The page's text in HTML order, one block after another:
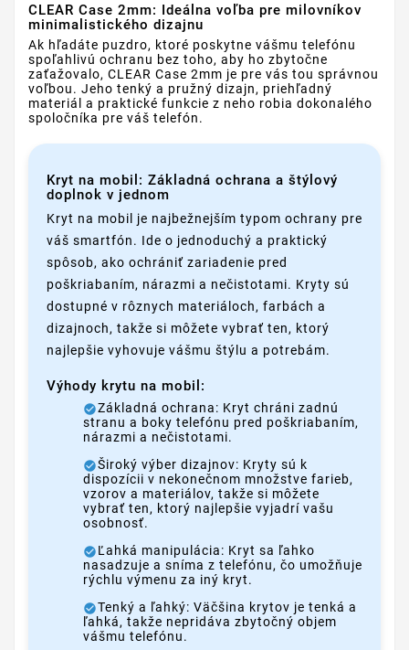
CLEAR Case 2mm: Ideálna voľba pre milovníkov
minimalistického dizajnu
Ak hľadáte puzdro, ktoré poskytne vášmu telefónu
spoľahlivú ochranu bez toho, aby ho zbytočne
zaťažovalo, CLEAR Case 2mm je pre vás tou správnou
voľbou. Jeho tenký a pružný dizajn, priehľadný
materiál a praktické funkcie z neho robia dokonalého
spoločníka pre váš telefón.
Kryt na mobil: Základná ochrana a štýlový
doplnok v jednom
Kryt na mobil je najbežnejším typom ochrany pre
váš smartfón. Ide o jednoduchý a praktický
spôsob, ako ochrániť zariadenie pred
poškriabaním, nárazmi a nečistotami. Kryty sú
dostupné v rôznych materiáloch, farbách a
dizajnoch, takže si môžete vybrať ten, ktorý
najlepšie vyhovuje vášmu štýlu a potrebám.
Výhody krytu na mobil:
Základná ochrana: Kryt chráni zadnú
stranu a boky telefónu pred poškriabaním,
nárazmi a nečistotami.
Široký výber dizajnov: Kryty sú k
dispozícii v nekonečnom množstve farieb,
vzorov a materiálov, takže si môžete
vybrať ten, ktorý najlepšie vyjadrí vašu
osobnosť.
Ľahká manipulácia: Kryt sa ľahko
nasadzuje a sníma z telefónu, čo umožňuje
rýchlu výmenu za iný kryt.
Tenký a ľahký: Väčšina krytov je tenká a
ľahká, takže nepridáva zbytočný objem
vášmu telefónu.